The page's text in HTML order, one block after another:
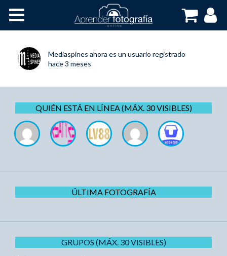
Cursos OnLine
Mediaspines ahora es un usuario registrado
hace 3 meses
QUIÉN ESTÁ EN LÍNEA (MÁX. 30 VISIBLES)
ÚLTIMA FOTOGRAFÍA
GRUPOS (MÁX. 30 VISIBLES)